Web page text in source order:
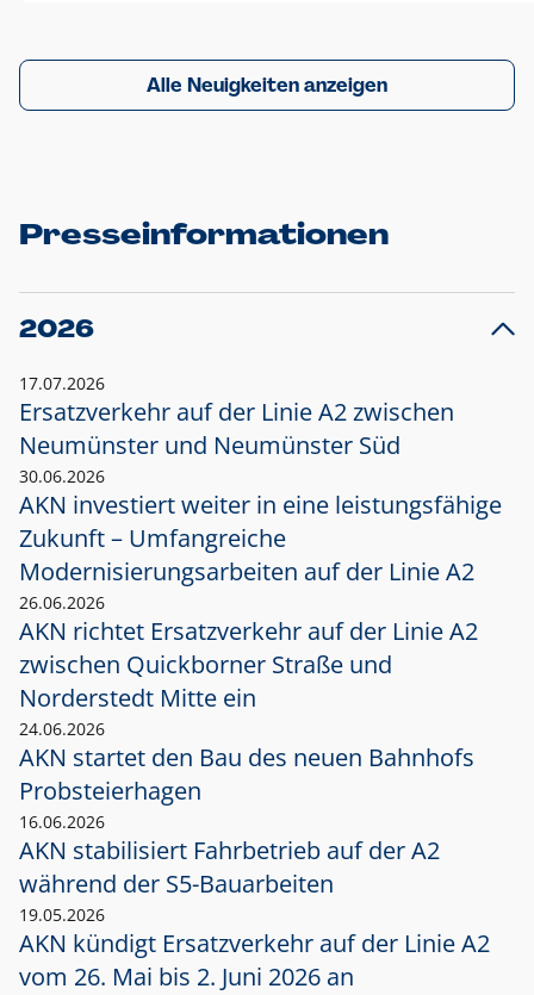
Alle Neuigkeiten anzeigen
Presseinformationen
2026
17.07.2026
Ersatzverkehr auf der Linie A2 zwischen
Neumünster und Neumünster Süd
30.06.2026
AKN investiert weiter in eine leistungsfähige
Zukunft – Umfangreiche
Modernisierungsarbeiten auf der Linie A2
26.06.2026
AKN richtet Ersatzverkehr auf der Linie A2
zwischen Quickborner Straße und
Norderstedt Mitte ein
24.06.2026
AKN startet den Bau des neuen Bahnhofs
Probsteierhagen
16.06.2026
AKN stabilisiert Fahrbetrieb auf der A2
während der S5-Bauarbeiten
19.05.2026
AKN kündigt Ersatzverkehr auf der Linie A2
vom 26. Mai bis 2. Juni 2026 an